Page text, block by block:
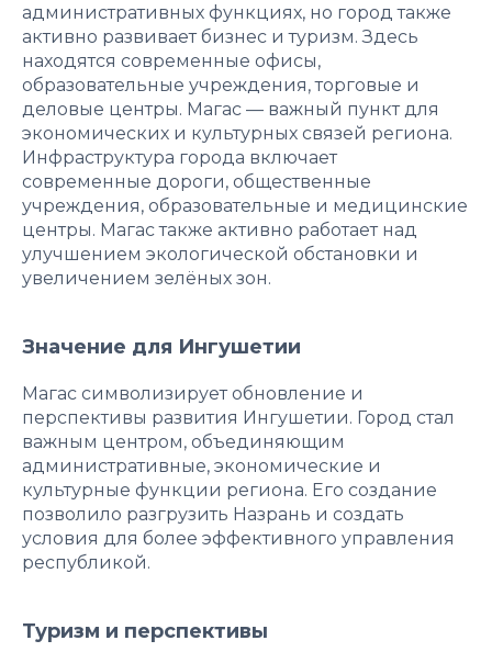
административных функциях, но город также
активно развивает бизнес и туризм. Здесь
находятся современные офисы,
образовательные учреждения, торговые и
деловые центры. Магас — важный пункт для
экономических и культурных связей региона.
Инфраструктура города включает
современные дороги, общественные
учреждения, образовательные и медицинские
центры. Магас также активно работает над
улучшением экологической обстановки и
увеличением зелёных зон.
Значение для Ингушетии
Магас символизирует обновление и
перспективы развития Ингушетии. Город стал
важным центром, объединяющим
административные, экономические и
культурные функции региона. Его создание
позволило разгрузить Назрань и создать
условия для более эффективного управления
республикой.
Туризм и перспективы